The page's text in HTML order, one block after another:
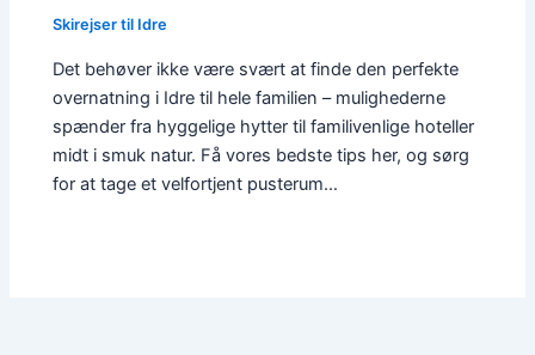
Skirejser til Idre
Det behøver ikke være svært at finde den perfekte
overnatning i Idre til hele familien – mulighederne
spænder fra hyggelige hytter til familivenlige hoteller
midt i smuk natur. Få vores bedste tips her, og sørg
for at tage et velfortjent pusterum…